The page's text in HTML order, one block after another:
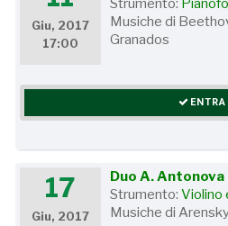
Giu, 2017
17:00
Strumento:
Musiche di
Granados
ENTRA
17
Giu, 2017
Duo A. Antonova
Strumento:Violino
Musiche di